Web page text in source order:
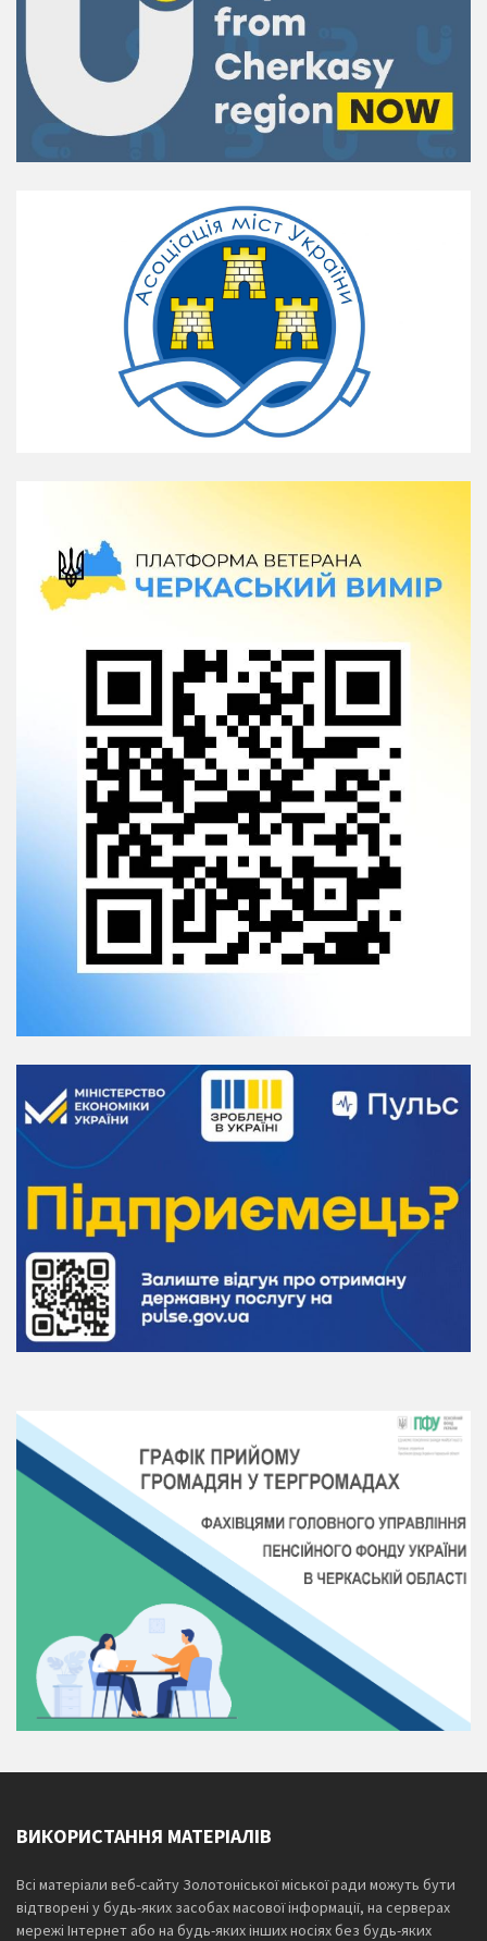
ВИКОРИСТАННЯ МАТЕРІАЛІВ
Всі матеріали веб-сайту Золотоніської міської ради можуть бути
відтворені у будь-яких засобах масової інформації, на серверах
мережі Інтернет або на будь-яких інших носіях без будь-яких